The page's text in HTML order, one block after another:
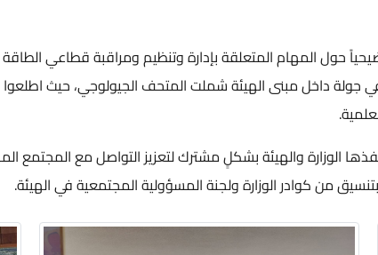
حول المهام المتعلقة بإدارة وتنظيم ومراقبة قطاعي
جولة داخل مبنى الهيئة شملت المتحف الجيولوجي، حيث اطلعوا
الوزارة والهيئة بشكلٍ مشترك لتعزيز التواصل مع المجتمع
من كوادر الوزارة ولجنة المسؤولية المجتمعية في الهيئة.